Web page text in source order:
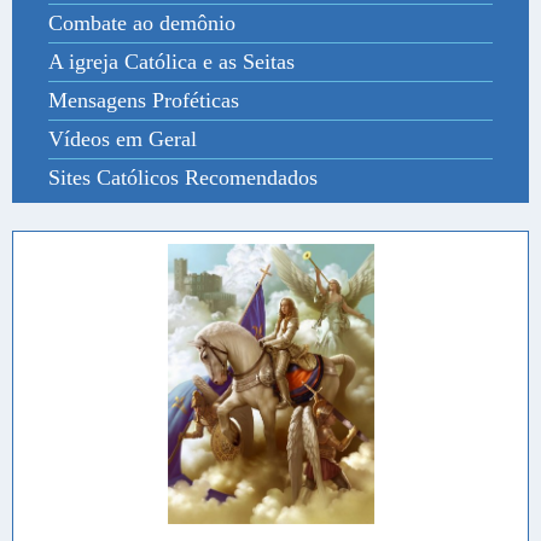
Combate ao demônio
A igreja Católica e as Seitas
Mensagens Proféticas
Vídeos em Geral
Sites Católicos Recomendados